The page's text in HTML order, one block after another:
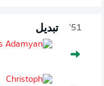
51' تبديل